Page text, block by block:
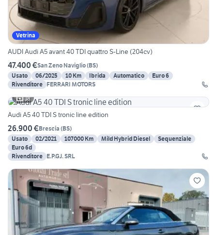
Vetrina
AUDI Audi A5 avant 40 TDI quattro S-Line (204cv)
47.400 €San Zeno Naviglio(BS)
Usato
06/2025 10 Km Ibrida Automatico
Euro 6
Rivenditore FERRARI MOTORS
18
Audi A5 40 TDI S tronic line edition
26.900 €Brescia (BS)
Usato
02/2021 107000 Km Mild Hybrid Diesel
Sequenziale
Euro 6d
Rivenditore E.P.GJ. SRL